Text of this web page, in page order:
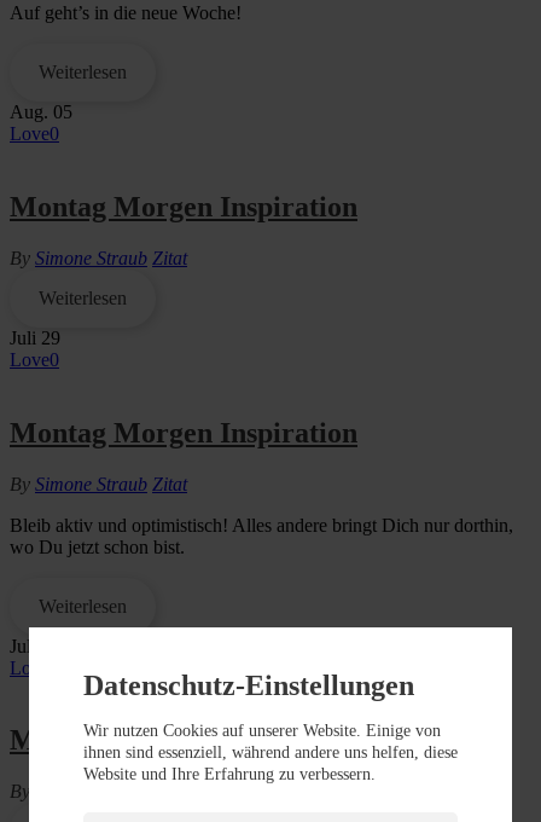
Auf geht’s in die neue Woche!
Weiterlesen
Aug. 05
Love0
Montag Morgen Inspiration
By Simone Straub Zitat
Weiterlesen
Juli 29
Love0
Montag Morgen Inspiration
By Simone Straub Zitat
Bleib aktiv und optimistisch! Alles andere bringt Dich nur dorthin,
wo Du jetzt schon bist.
Weiterlesen
Juli
Love
Montag Morgen Motivation
By
Datenschutz-Einstellungen
Wir nutzen Cookies auf unserer Website. Einige von
ihnen sind essenziell, während andere uns helfen, diese
Website und Ihre Erfahrung zu verbessern.